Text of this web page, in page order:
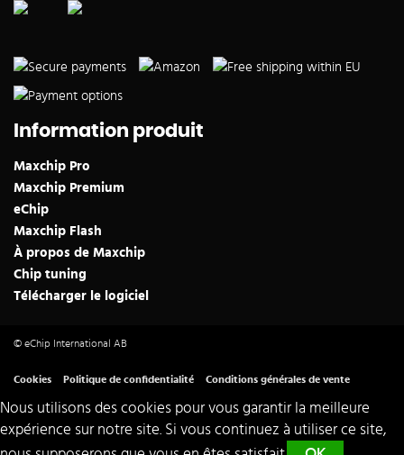
Information produit
Maxchip Pro
Maxchip Premium
eChip
Maxchip Flash
À propos de Maxchip
Chip tuning
Télécharger le logiciel
© eChip International AB
Cookies Politique de confidentialité Conditions générales de vente
Nous utilisons des cookies pour vous garantir la meilleure
expérience sur notre site. Si vous continuez à utiliser ce site,